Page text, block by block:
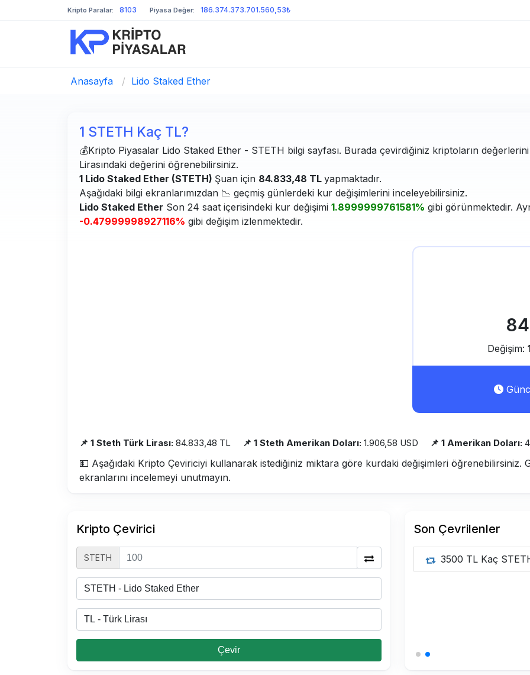
Kripto Paralar: 8103 Piyasa Değer: 186.374.373.701.560,53₺
Anasayfa / Lido Staked Ether
1 STETH Kaç TL?
💰Kripto Piyasalar Lido Staked Ether - STETH bilgi sayfası. Burada çevirdiğiniz kriptoların
Lirasındaki değerini öğrenebilirsiniz.
1 Lido Staked Ether (STETH) Şuan için 84.833,48 TL yapmaktadır.
Aşağıdaki bilgi ekranlarımızdan 📉 geçmiş günlerdeki kur değişimlerini inceleyebilirsiniz.
Lido Staked Ether Son 24 saat içerisindeki kur değişimi 1.8999999761581% gibi görünmektedir.
-0.47999998927116% gibi değişim izlenmektedir.
Değişim:
📌 1 Steth Türk Lirası: 84.833,48 TL 📌 1 Steth Amerikan Doları: 1.906,58 USD 📌 1 Amerikan Doları:
💵 Aşağıdaki Kripto Çeviriciyi kullanarak istediğiniz miktara göre kurdaki değişimleri öğrenebilirsiniz.
ekranlarını incelemeyi unutmayın.
Kripto Çevirici
STETH
Çevir
Son Çevrilenler
0.4 STETH Kaç TL
1 STETH Kaç TL
3500 TL Kaç STETH
0.00000390 STETH Kaç TL
3500 TL Kaç